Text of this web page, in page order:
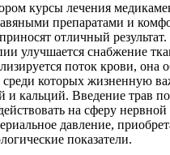
курсы лечения
препаратами и
отличный результат.
улучшается снабжение
поток крови, она
которых жизненную
и кальций. Введение трав
на сферу
давление,
показатели.